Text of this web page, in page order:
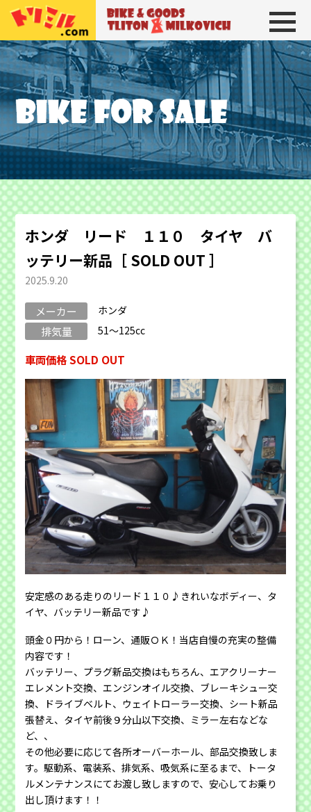
トリトン＆ミルコビッチ BIKE＆
ホンダ リード １１０ タイヤ バ
ッテリー新品［ SOLD OUT ］
2025.9.20
メーカー ホンダ
排気量 51～125cc
車両価格 SOLD OUT
安定感のある走りのリード１１０♪きれいなボディー、タ
イヤ、バッテリー新品です♪
頭金０円から！ローン、通販ＯＫ！当店自慢の充実の整備
内容です！
バッテリー、プラグ新品交換はもちろん、エアクリーナー
エレメント交換、エンジンオイル交換、ブレーキシュー交
換、ドライブベルト、ウェイトローラー交換、シート新品
張替え、タイヤ前後９分山以下交換、ミラー左右などな
ど、、
その他必要に応じて各所オーバーホール、部品交換致しま
す。駆動系、電装系、排気系、吸気系に至るまで、トータ
ルメンテナンスにてお渡し致しますので、安心してお乗り
出し頂けます！！